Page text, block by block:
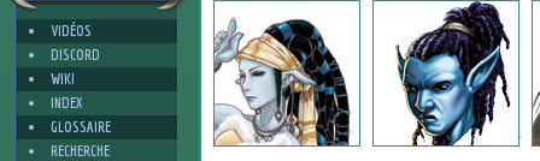
VIDÉOS
DISCORD
WIKI
INDEX
GLOSSAIRE
RECHERCHE
1
2